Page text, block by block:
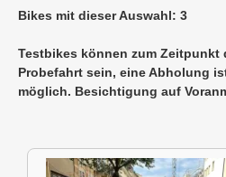
Bikes mit dieser Auswahl: 3
Testbikes können zum
Probefahrt sein, eine Abholung
möglich. Besichtigung auf